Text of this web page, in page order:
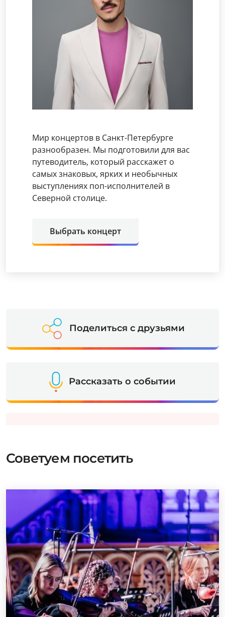
Мир концертов в Санкт-Петербурге
разнообразен. Мы подготовили для вас
путеводитель, который расскажет о
самых знаковых, ярких и необычных
выступлениях поп-исполнителей в
Северной столице.
Выбрать концерт
Поделиться с друзьями
Рассказать о событии
Советуем посетить